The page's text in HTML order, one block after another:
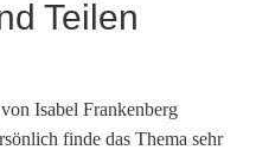
Teilen
Isabel Frankenberg
finde das Thema sehr